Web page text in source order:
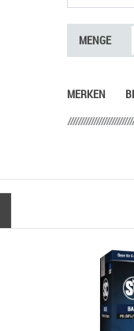
MENGE
MERKEN